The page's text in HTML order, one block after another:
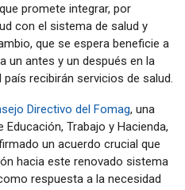
promete integrar, por
con el sistema de salud y
que se espera beneficie a
un antes y un después en la
recibirán servicios de salud.
Directivo del Fomag, una
Trabajo y Hacienda,
un acuerdo crucial que
hacia este renovado sistema
respuesta a la necesidad